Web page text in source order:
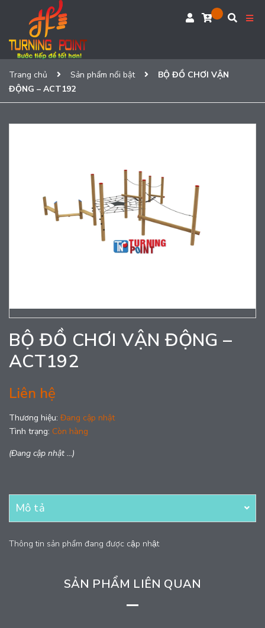
Trang chủ Sản phẩm nổi bật
BỘ ĐỒ CHƠI VẬN
ĐỘNG – ACT192
BỘ ĐỒ CHƠI VẬN ĐỘNG –
ACT192
Liên hệ
Thương hiệu: Đang cập nhật
Tình trạng: Còn hàng
(Đang cập nhật ...)
Mô tả
Thông tin sản phẩm đang được cập nhật
SẢN PHẨM LIÊN QUAN